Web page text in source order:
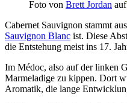
Foto von Brett Jordan auf
Cabernet Sauvignon stammt
Sauvignon Blanc ist. Diese
die Entstehung meist ins 17.
Im Médoc, also auf der linken
Marmeladige zu kippen. Dort
Aromatik, die lange